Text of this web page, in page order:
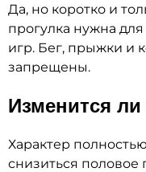
Да, но коротко и
прогулка нужна для
игр. Бег, прыжки и
запрещены.
Изменится ли
Характер
снизиться половое